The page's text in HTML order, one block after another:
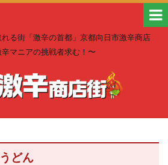
る街「激辛の首都」京都向日市激辛商店
マニアの挑戦者求む！〜
どん